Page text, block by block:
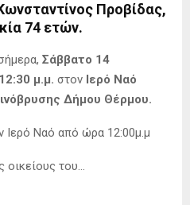
Προβίδας,
74 ετών.
Σάββατο 14
12:30 μ.μ. στον Ιερό Ναό
Δήμου Θέρμου.
Ιερό Ναό από ώρα 12:00μ.μ
οικείους του…